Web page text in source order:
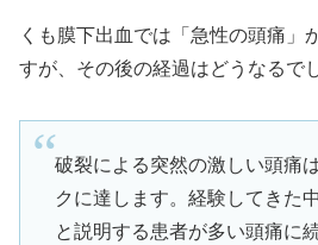
くも膜下出血では「急性の頭痛」
すが、その後の経過はどうなるで
破裂による突然の激しい頭痛
クに達します。経験してきた
と説明する患者が多い頭痛に